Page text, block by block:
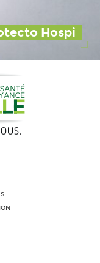
Hospi